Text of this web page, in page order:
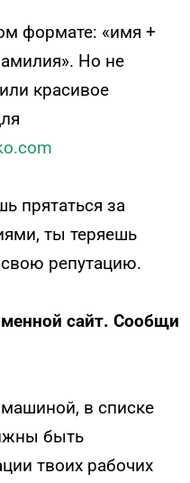
формате: «имя +
Но не
красивое
прятаться за
ты теряешь
репутацию.
сайт. Сообщи
в списке
быть
твоих рабочих